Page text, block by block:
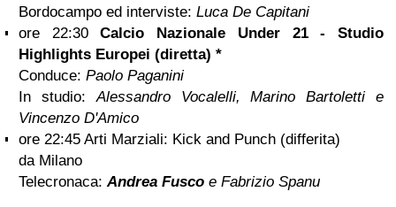
Bordocampo ed interviste: Luca De Capitani
ore 22:30Calcio Nazionale Under 21 - Studio
Highlights Europei (diretta) *
Conduce: Paolo Paganini
In studio:Alessandro Vocalelli, Marino Bartoletti e
Vincenzo D'Amico
ore 22:45 Arti Marziali: Kick and Punch (differita)
da Milano
Telecronaca:Andrea Fusco e Fabrizio Spanu